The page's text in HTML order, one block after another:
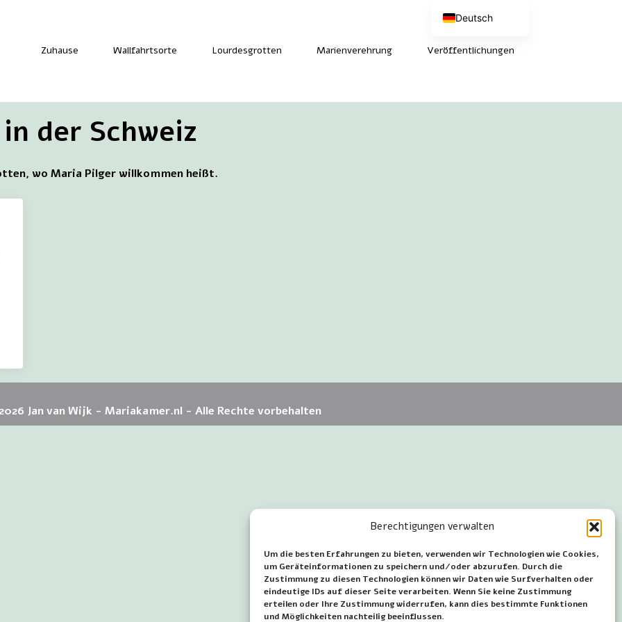
Berechtigungen verwalten
Um die besten Erfahrungen zu bieten, verwenden wir Technologien wie Cookies,
um Geräteinformationen zu speichern und/oder abzurufen. Durch die
Zustimmung zu diesen Technologien können wir Daten wie Surfverhalten oder
eindeutige IDs auf dieser Seite verarbeiten. Wenn Sie keine Zustimmung
erteilen oder Ihre Zustimmung widerrufen, kann dies bestimmte Funktionen
und Möglichkeiten nachteilig beeinflussen.
Zuhause Wallfahrtsorte Lourdesgrotten Marienverehrung Veröffentlichungen
der Schweiz
wo Maria Pilger willkommen heißt.
Jan van Wijk - Mariakamer.nl - Alle Rechte vorbehalten
Deutsch
English (UK)